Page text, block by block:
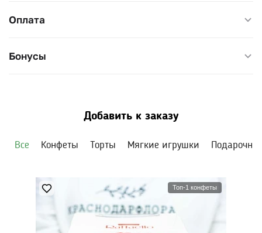
Оплата
Бонусы
Добавить к заказу
Все Конфеты Торты Мягкие игрушки
Топ-1 конфеты